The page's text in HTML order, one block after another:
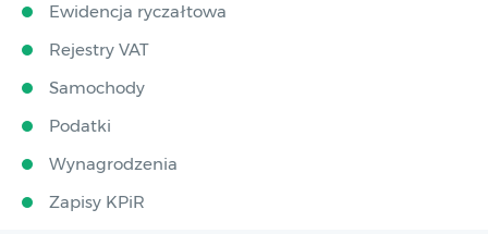
Ewidencja ryczałtowa
Rejestry VAT
Samochody
Podatki
Wynagrodzenia
Zapisy KPiR